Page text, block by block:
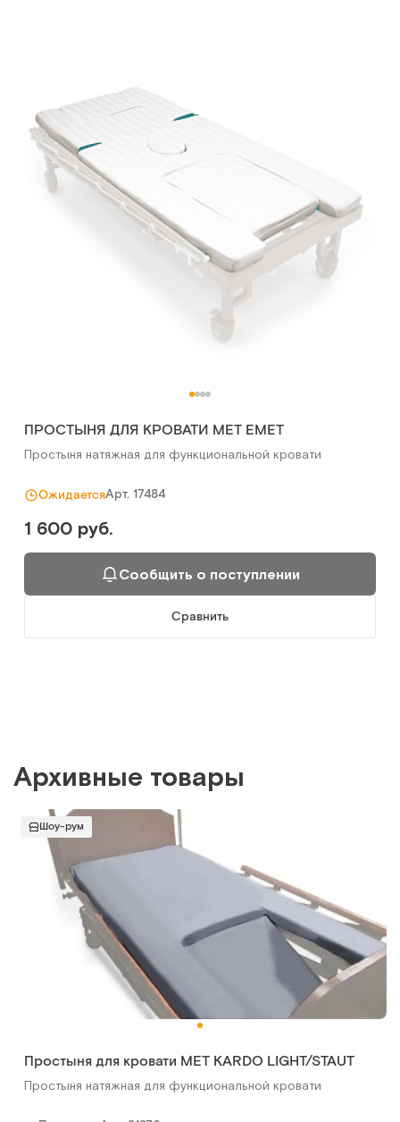
ПРОСТЫНЯ ДЛЯ КРОВАТИ МЕТ EMET
Простыня натяжная для функциональной кровати
ОжидаетсяАрт. 17484
1 600 руб.
Сообщить о поступлении
Сравнить
Архивные товары
Шоу-рум
Простыня для кровати MET KARDO LIGHT/STAUT
Простыня натяжная для функциональной кровати